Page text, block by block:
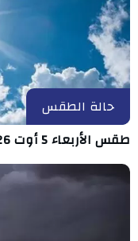
حالة الطقس
طقس الأربعاء 5 أوت 2026/ انخفاض نسبي للحرارة